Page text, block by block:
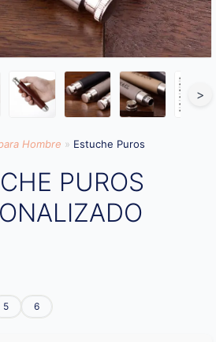
>
Hombre » Estuche Puros
PUROS
5 6